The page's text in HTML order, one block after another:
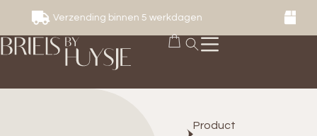
Accessoires gratis verzonden vanaf € 149
Product